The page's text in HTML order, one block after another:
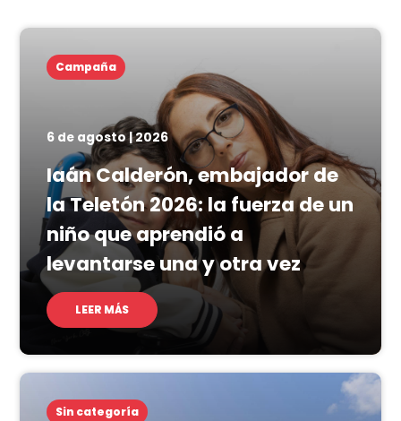
Campaña
6 de agosto | 2026
Iaán Calderón, embajador de
la Teletón 2026: la fuerza de un
niño que aprendió a
levantarse una y otra vez
LEER MÁS
Sin categoría